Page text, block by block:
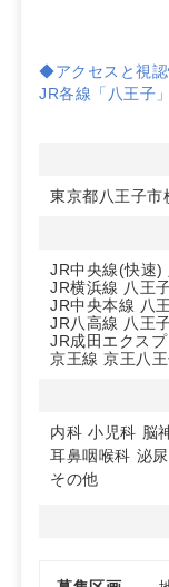
◆アクセスと視認
JR各線「八王子
駅徒歩10分のダ
ニック開業に適
◆クリニック適
療内科・美容外
圏と街道沿いと
集患力の底上げ
詳細はお問い合
東京都八王子市
JR中央線(快速)
JR横浜線 八王
JR中央本線 八
JR八高線 八王
JR成田エクス
京王線 京王八
内科 小児科 脳
耳鼻咽喉科 泌
その他